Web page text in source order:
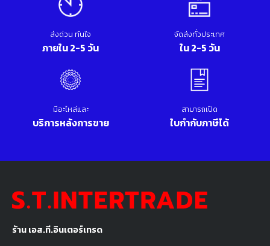
ร้าน เอส.ที.อินเตอร์เทรด
ส่งด่วน ทันใจ
ภายใน 2-5 วัน
จัดส่งทั่วประเทศ
ใน 2-5 วัน
มีอะไหล่และ
บริการหลังการขาย
สามารถเปิด
ใบกำกับภาษีได้